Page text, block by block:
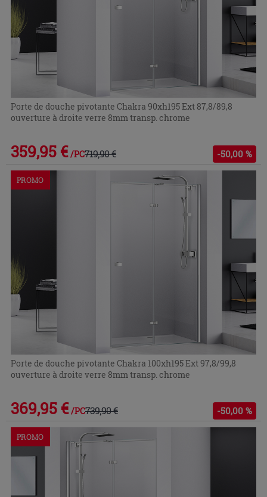
Porte de douche pivotante Chakra 90xh195 Ext 87,8/89,8
ouverture à droite verre 8mm transp. chrome
359,95 € /PC719,90 € -50,00 %
PROMO
Porte de douche pivotante Chakra 100xh195 Ext 97,8/99,8
ouverture à droite verre 8mm transp. chrome
369,95 € /PC739,90 € -50,00 %
PROMO